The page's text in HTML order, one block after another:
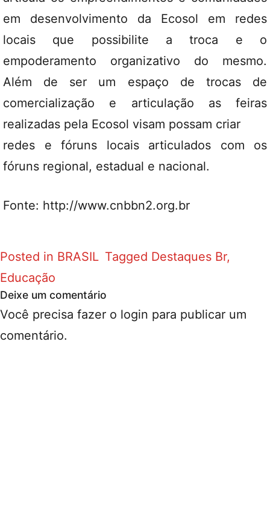
em desenvolvimento da Ecosol em redes
locais que possibilite a troca e o
empoderamento organizativo do mesmo.
Além de ser um espaço de trocas de
comercialização e articulação as feiras
realizadas pela Ecosol visam possam criar
redes e fóruns locais articulados com os
fóruns regional, estadual e nacional.
Fonte: http://www.cnbbn2.org.br
Posted in BRASIL Tagged Destaques Br,
Educação
Deixe um comentário
Você precisa fazer o login para publicar um
comentário.